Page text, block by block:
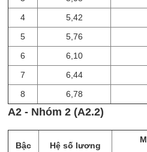
4
5,42
5
5,76
6
6,10
7
6,44
8
6,78
A2 - Nhóm 2 (A2.2)
Bậc Hệ số lương